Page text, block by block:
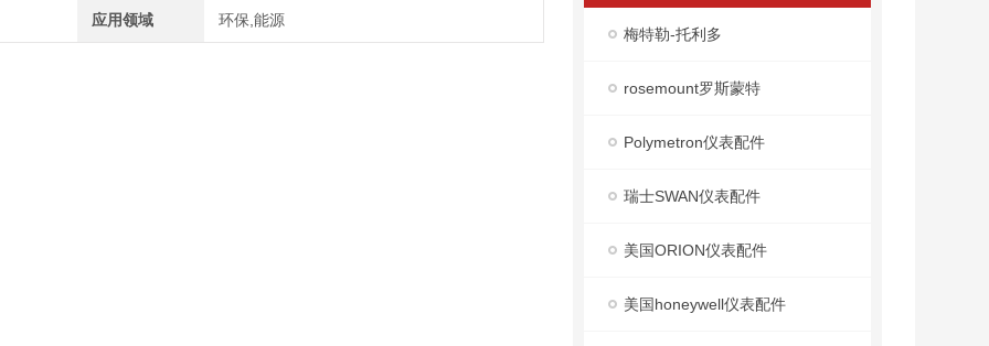
应用领域 环保,能源
梅特勒-托利多
rosemount罗斯蒙特
Polymetron仪表配件
瑞士SWAN仪表配件
美国ORION仪表配件
美国honeywell仪表配件